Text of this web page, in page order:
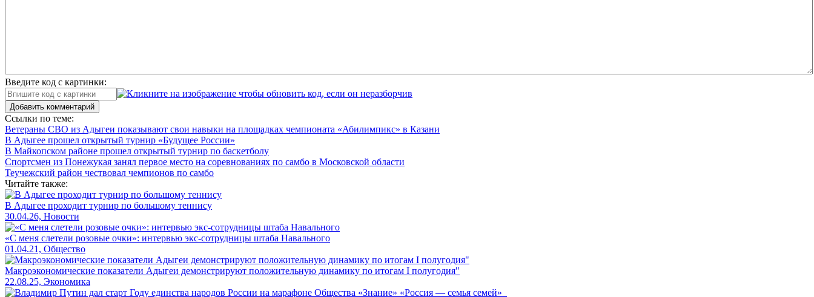
Введите код с картинки:
Добавить комментарий
Ссылки по теме:
Ветераны СВО из Адыгеи показывают свои навыки на площадках чемпионата «Абилимпикс» в Казани
В Адыгее прошел открытый турнир «Будущее России»
В Майкопском районе прошел открытый турнир по баскетболу
Спортсмен из Понежукая занял первое место на соревнованиях по самбо в Московской области
Теучежский район чествовал чемпионов по самбо
Читайте также:
В Адыгее проходит турнир по большому теннису
30.04.26, Новости
«С меня слетели розовые очки»: интервью экс-сотрудницы штаба Навального
01.04.21, Общество
Макроэкономические показатели Адыгеи демонстрируют положительную динамику по итогам I полугодия"
22.08.25, Экономика